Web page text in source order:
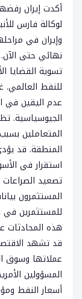
أكدت إيران
لوكالة فارس
وإيران في
نهائي حتى
تسوية القضايا
للنفط العالمي.
عدم اليقين في
الجيوسياسية.
المتعاملين
المنطقة. قد
استقرار في
تصعيد الصراعات
المستثمرون
للمستثمرين في
هذه المحادثات
قد تشهد
عملاتها وسوق
المسؤولين
أسعار النفط